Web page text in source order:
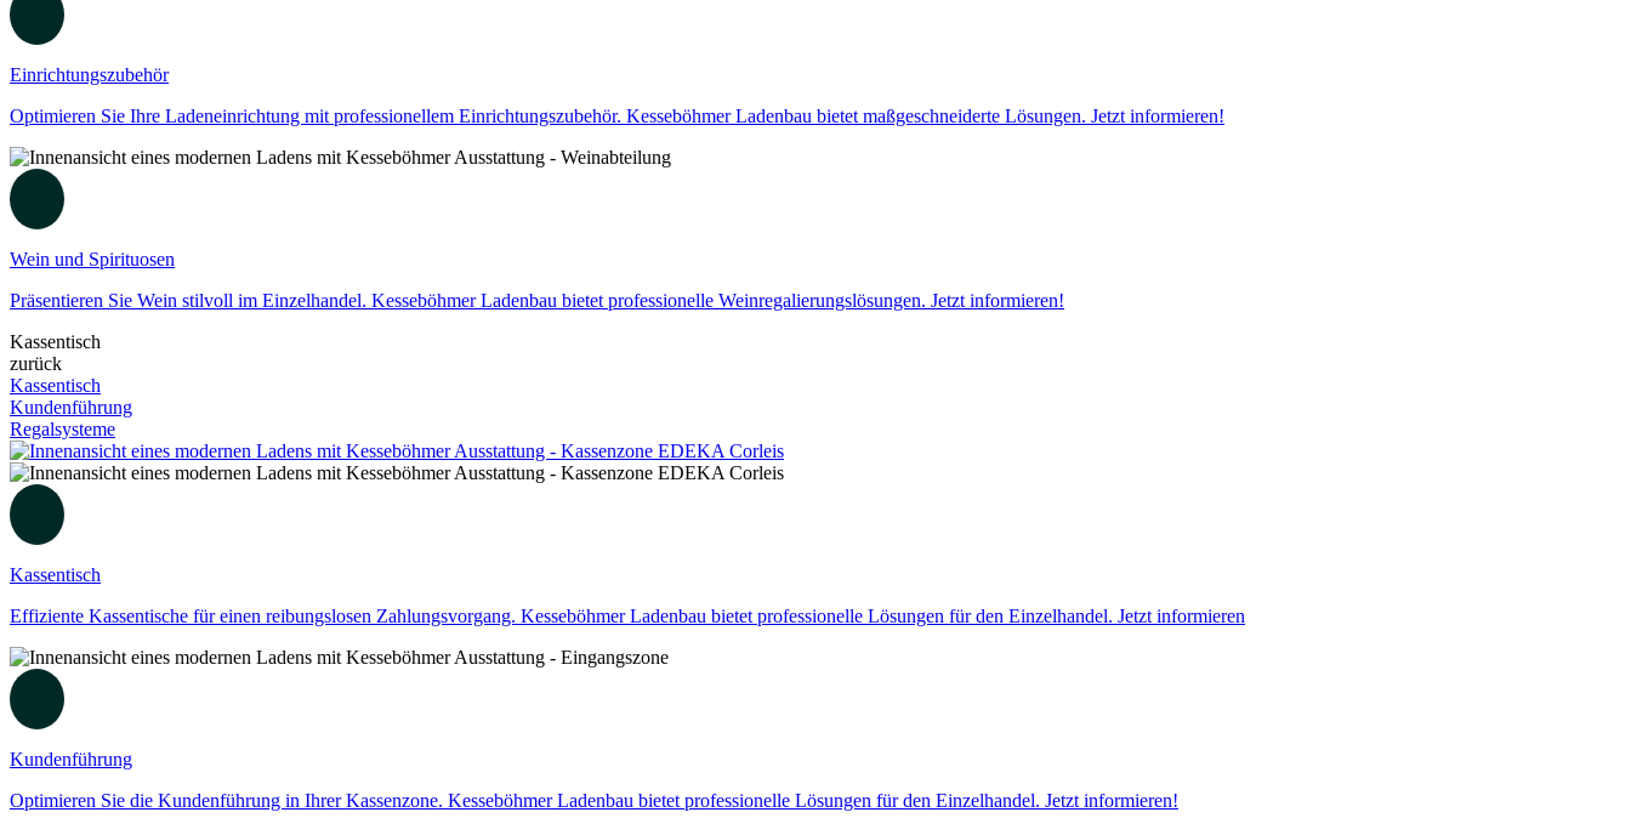
Einrichtungszubehör
Optimieren Sie Ihre Ladeneinrichtung mit professionellem Einrichtungszubehör. Kesseböhmer Ladenbau bietet maßgeschneiderte Lösungen. Jetzt informieren!
Wein und Spirituosen
Präsentieren Sie Wein stilvoll im Einzelhandel. Kesseböhmer Ladenbau bietet professionelle Weinregalierungslösungen. Jetzt informieren!
Kassentisch
zurück
Kassentisch
Kundenführung
Regalsysteme
Kassentisch
Effiziente Kassentische für einen reibungslosen Zahlungsvorgang. Kesseböhmer Ladenbau bietet professionelle Lösungen für den Einzelhandel. Jetzt informieren
Kundenführung
Optimieren Sie die Kundenführung in Ihrer Kassenzone. Kesseböhmer Ladenbau bietet professionelle Lösungen für den Einzelhandel. Jetzt informieren!